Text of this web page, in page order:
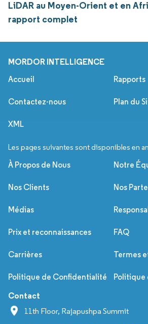
LiDAR au Moyen-Orient et en
rapport complet
MORDOR INTELLIGENCE
Accueil Rapports
Contactez-nous Plan du
XML
Les pages suivantes sont disponibles en
À Propos de Nous Notre
Nos Clients Nos
Médias
Prix et reconnaissances FAQ
Carrières Termes
Politique de Confidentialité Politique
Contact
11th Floor, Rajapushpa Summit